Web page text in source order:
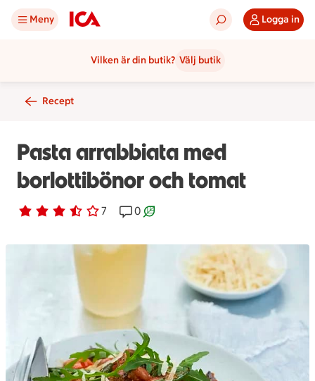
Meny Logga in
Vilken är din butik? Välj butik
Recept
Pasta arrabbiata med
borlottibönor och tomat
Betyg 3.6 av 5. 7
7 personer har röstatReceptet har 0 kommentarer
0 Receptet är ett klimartsmart val.